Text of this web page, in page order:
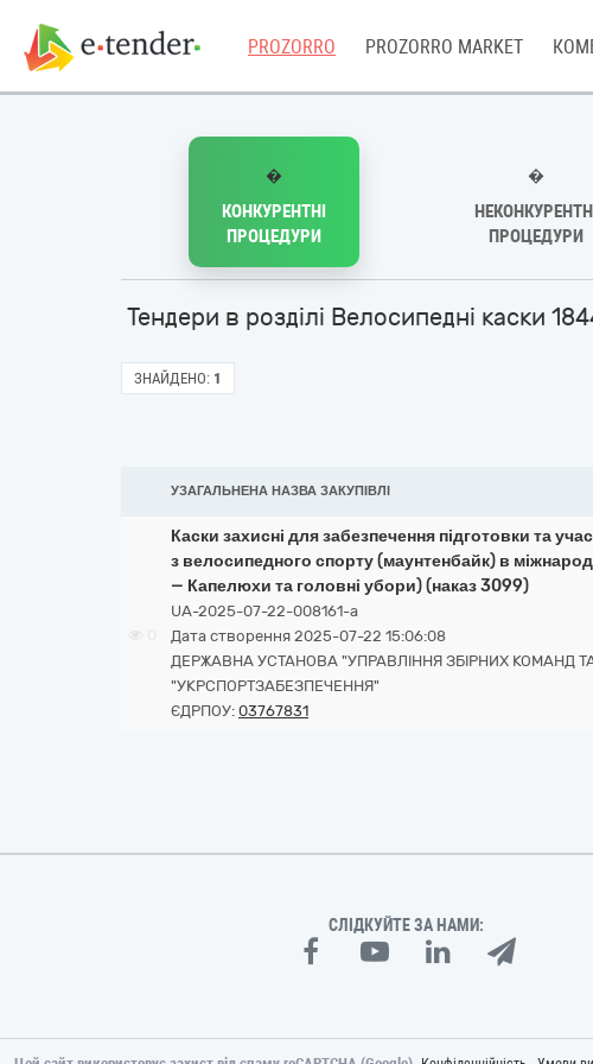
PROZORRO PROZORRO MARKET
�
КОНКУРЕНТНІ
ПРОЦЕДУРИ
�
ПРОЦЕДУРИ
Тендери в розділі Велосипедні каски
ЗНАЙДЕНО: 1
УЗАГАЛЬНЕНА НАЗВА ЗАКУПІВЛІ
Каски захисні для забезпечення підготовки та
з велосипедного спорту (маунтенбайк) в
— Капелюхи та головні убори) (наказ 3099)
UA-2025-07-22-008161-a
Дата створення 2025-07-22 15:06:08
ДЕРЖАВНА УСТАНОВА "УПРАВЛІННЯ ЗБІРНИХ КОМАНД
"УКРСПОРТЗАБЕЗПЕЧЕННЯ"
ЄДРПОУ: 03767831
СЛІДКУЙТЕ ЗА НАМИ: